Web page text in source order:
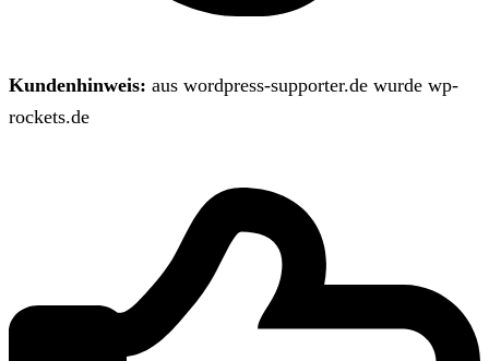
Kundenhinweis: aus wordpress-supporter.de wurde wp-
rockets.de